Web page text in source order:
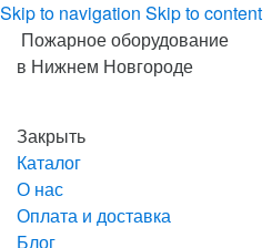
Skip to navigation Skip to content
Пожарное оборудование
в Нижнем Новгороде
Закрыть
Каталог
О нас
Оплата и доставка
Блог